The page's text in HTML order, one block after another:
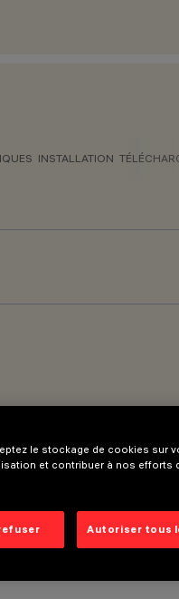
INSTALLATION
le stockage de cookies sur
et contribuer à nos efforts
Autoriser tous